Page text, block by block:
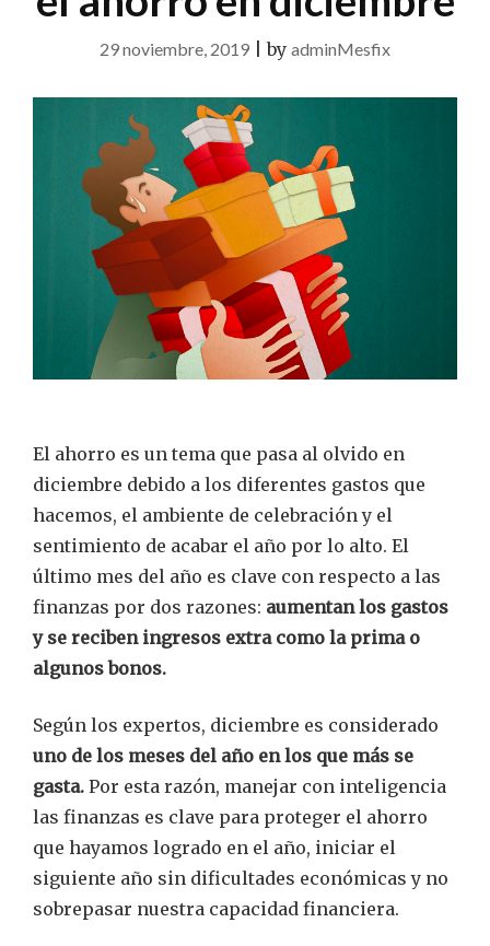
29 noviembre, 2019 |by adminMesfix
El ahorro es un tema que pasa al olvido en
diciembre debido a los diferentes gastos que
hacemos, el ambiente de celebración y el
sentimiento de acabar el año por lo alto. El
último mes del año es clave con respecto a las
finanzas por dos razones: aumentan los gastos
y se reciben ingresos extra como la prima o
algunos bonos.
Según los expertos, diciembre es considerado
uno de los meses del año en los que más se
gasta. Por esta razón, manejar con inteligencia
las finanzas es clave para proteger el ahorro
que hayamos logrado en el año, iniciar el
siguiente año sin dificultades económicas y no
sobrepasar nuestra capacidad financiera.